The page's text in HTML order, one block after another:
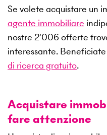
Se volete acquistare un
agente immobiliare
nostre 2'006 offerte
interessante.
di ricerca gratuito.
Acquistare
fare attenzione